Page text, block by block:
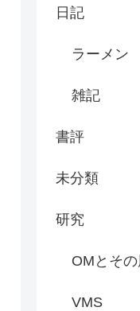
日記
ラーメン
雑記
書評
未分類
研究
OMとその
VMS